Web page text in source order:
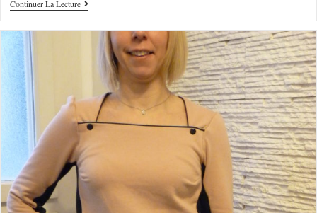
Continuer La Lecture